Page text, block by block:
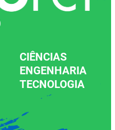
CIÊNCIAS
ENGENHARIA
TECNOLOGIA